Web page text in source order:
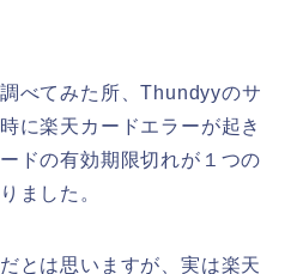
べてみた所、Thundyyのサ
に楽天カードエラーが起き
ドの有効期限切れが１つの
ました。
とは思いますが、実は楽天